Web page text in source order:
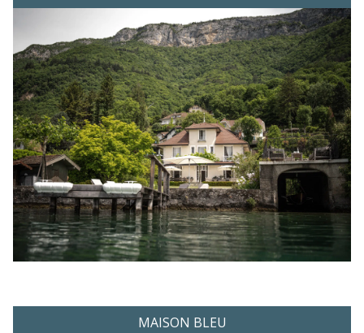
MAISON BLEU